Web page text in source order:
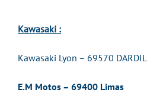
Kawasaki :
Kawasaki Lyon – 69570
E.M Motos – 69400 Limas